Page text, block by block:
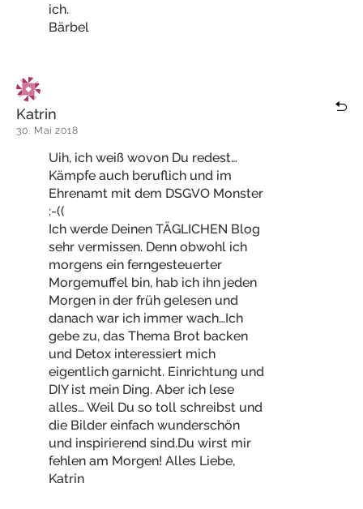
ich.
Bärbel
Katrin
30. Mai 2018
Uih, ich weiß wovon Du redest…
Kämpfe auch beruflich und im
Ehrenamt mit dem DSGVO Monster
:-((
Ich werde Deinen TÄGLICHEN Blog
sehr vermissen. Denn obwohl ich
morgens ein ferngesteuerter
Morgemuffel bin, hab ich ihn jeden
Morgen in der früh gelesen und
danach war ich immer wach…Ich
gebe zu, das Thema Brot backen
und Detox interessiert mich
eigentlich garnicht. Einrichtung und
DIY ist mein Ding. Aber ich lese
alles… Weil Du so toll schreibst und
die Bilder einfach wunderschön
und inspirierend sind.Du wirst mir
fehlen am Morgen! Alles Liebe,
Katrin